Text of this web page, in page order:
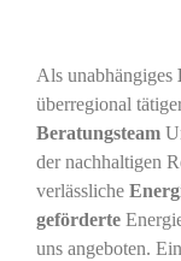
Als unabhängiges
überregional
Beratungsteam
der nachhaltigen
verlässliche
geförderte
uns angeboten. Ein